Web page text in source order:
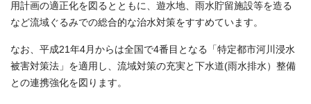
用計画の適正化を図るとともに、遊水地、雨水貯留施設等を造る
など流域ぐるみでの総合的な治水対策をすすめています。
なお、平成21年4月からは全国で4番目となる「特定都市河川浸水
被害対策法」を適用し、流域対策の充実と下水道(雨水排水）整備
との連携強化を図ります。